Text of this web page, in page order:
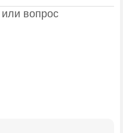
вопрос